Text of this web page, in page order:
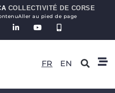
COLLECTIVITÉ DE CORSE
Aller au pied de page
FR EN